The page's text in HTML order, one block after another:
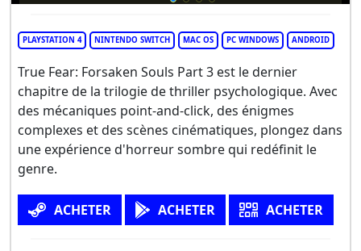
PLAYSTATION 4 NINTENDO SWITCH MAC OS PC WINDOWS ANDROID
True Fear: Forsaken Souls Part 3 est le dernier
chapitre de la trilogie de thriller psychologique. Avec
des mécaniques point-and-click, des énigmes
complexes et des scènes cinématiques, plongez dans
une expérience d'horreur sombre qui redéfinit le
genre.
ACHETER ACHETER ACHETER